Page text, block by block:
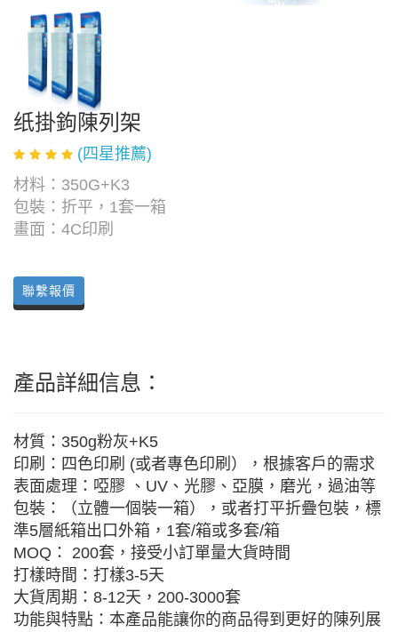
纸掛鉤陳列架
(四星推薦)
材料：350G+K3
包裝：折平，1套一箱
畫面：4C印刷
聯繫報價
產品詳細信息：
材質：350g粉灰+K5
印刷：四色印刷 (或者專色印刷），根據客戶的需求
表面處理：啞膠 、UV、光膠、亞膜，磨光，過油等
包裝：（立體一個裝一箱），或者打平折疊包裝，標
準5層紙箱出口外箱，1套/箱或多套/箱
MOQ： 200套，接受小訂單量大貨時間
打樣時間：打樣3-5天
大貨周期：8-12天，200-3000套
功能與特點：本產品能讓你的商品得到更好的陳列展